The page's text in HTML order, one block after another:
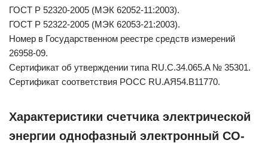
ГОСТ Р 52320-2005 (МЭК 62052-11:2003).
ГОСТ Р 52322-2005 (МЭК 62053-21:2003).
Номер в Государственном реестре средств измерений
26958-09.
Сертификат об утверждении типа RU.C.34.065.A № 35301.
Сертификат соответствия РОСС RU.АЯ54.В11770.
Характеристики счетчика электрической
энергии однофазный электронный СО-